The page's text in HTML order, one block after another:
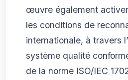
œuvre également
les conditions de
internationale, à travers
système qualité
de la norme ISO/IEC